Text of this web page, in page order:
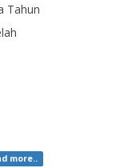
Tahun
more..